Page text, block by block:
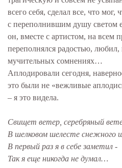
всего себя, сделал все, что мог,
с переполнившим душу светом
он, вместе с артистом, на всем
переполнялся радостью, любил,
мучительных сомнениях…
Аплодировали сегодня,
это были не «вежливые
– я это видела.
Свищет ветер, серебряный
В шелковом шелесте снежного
В первый раз я в себе заметил -
Так я еще никогда не думал…